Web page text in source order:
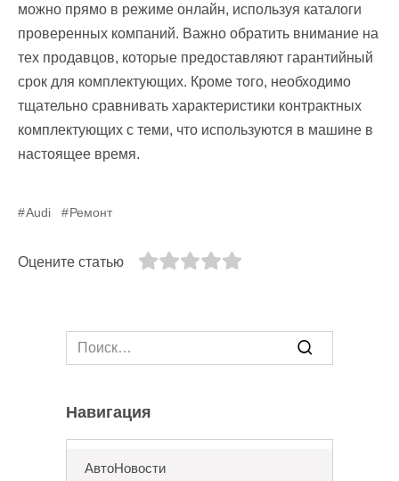
можно прямо в режиме онлайн, используя каталоги
проверенных компаний. Важно обратить внимание на
тех продавцов, которые предоставляют гарантийный
срок для комплектующих. Кроме того, необходимо
тщательно сравнивать характеристики контрактных
комплектующих с теми, что используются в машине в
настоящее время.
Audi Ремонт
Оцените статью
Search
for:
Навигация
АвтоНовости